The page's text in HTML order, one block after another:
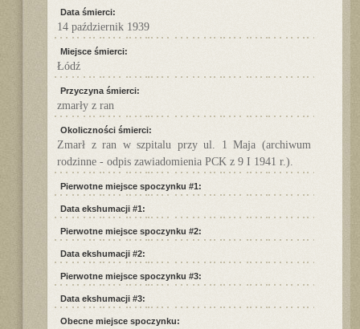
Data śmierci:
14 październik 1939
Miejsce śmierci:
Łódź
Przyczyna śmierci:
zmarły z ran
Okoliczności śmierci:
Zmarł z ran w szpitalu przy ul. 1 Maja (archiwum
rodzinne - odpis zawiadomienia PCK z 9 I 1941 r.).
Pierwotne miejsce spoczynku #1:
Data ekshumacji #1:
Pierwotne miejsce spoczynku #2:
Data ekshumacji #2:
Pierwotne miejsce spoczynku #3:
Data ekshumacji #3:
Obecne miejsce spoczynku: